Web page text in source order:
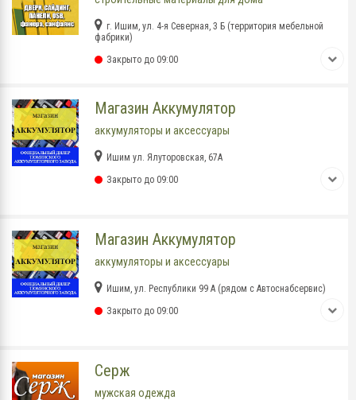
г. Ишим, ул. 4-я Северная, 3 Б (территория мебельной
фабрики)
Закрыто до 09:00
Магазин Аккумулятор
аккумуляторы и аксессуары
Ишим ул. Ялуторовская, 67А
Закрыто до 09:00
Магазин Аккумулятор
аккумуляторы и аксессуары
Ишим, ул. Республики 99 А (рядом с Автоснабсервис)
Закрыто до 09:00
Серж
мужская одежда